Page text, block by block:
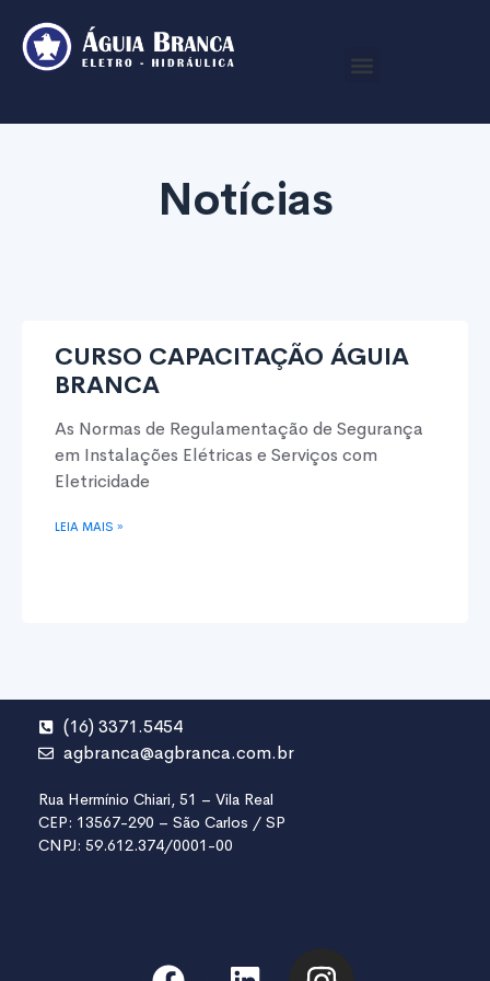
Notícias
CURSO CAPACITAÇÃO ÁGUIA
BRANCA
As Normas de Regulamentação de Segurança
em Instalações Elétricas e Serviços com
Eletricidade
LEIA MAIS »
(16) 3371.5454
agbranca@agbranca.com.br
Rua Hermínio Chiari, 51 – Vila Real
CEP: 13567-290 – São Carlos / SP
CNPJ: 59.612.374/0001-00